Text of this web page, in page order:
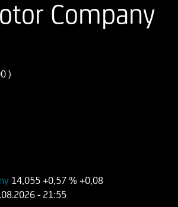
Company
)
14,055 +0,57 % +0,08
- 21:55